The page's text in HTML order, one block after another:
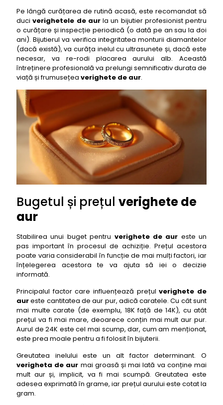
Pe lângă curățarea de rutină acasă, este recomandat să
duciverighetele de aurla un bijutier profesionist pentru
o curățare și inspecție periodică (o dată pe an sau la doi
ani). Bijutierul va verifica integritatea monturii diamantelor
(dacă există), va curăța inelul cu ultrasunete și, dacă este
necesar, va re-rodi placarea aurului alb. Această
întreținere profesională va prelungi semnificativ durata de
viață și frumusețea verighete de aur.
Bugetul și prețul verighete de
aur
Stabilirea unui buget pentru verighete de aur este un
pas important în procesul de achiziție. Prețul acestora
poate varia considerabil în funcție de mai mulți factori, iar
înțelegerea acestora te va ajuta să iei o decizie
informată.
Principalul factor care influențează prețulverighete de
aureste cantitatea de aur pur, adică caratele. Cu cât sunt
mai multe carate (de exemplu, 18K față de 14K), cu atât
prețul va fi mai mare, deoarece conțin mai mult aur pur.
Aurul de 24K este cel mai scump, dar, cum am menționat,
este prea moale pentru a fi folosit în bijuterii.
Greutatea inelului este un alt factor determinant. O
verigheta de aur mai groasă și mai lată va conține mai
mult aur și, implicit, va fi mai scumpă. Greutatea este
adesea exprimată în grame, iar prețul aurului este cotat la
gram.